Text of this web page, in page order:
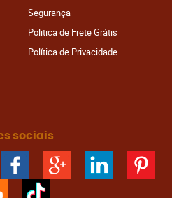
Segurança
Politica de Frete Grátis
Política de Privacidade
sociais